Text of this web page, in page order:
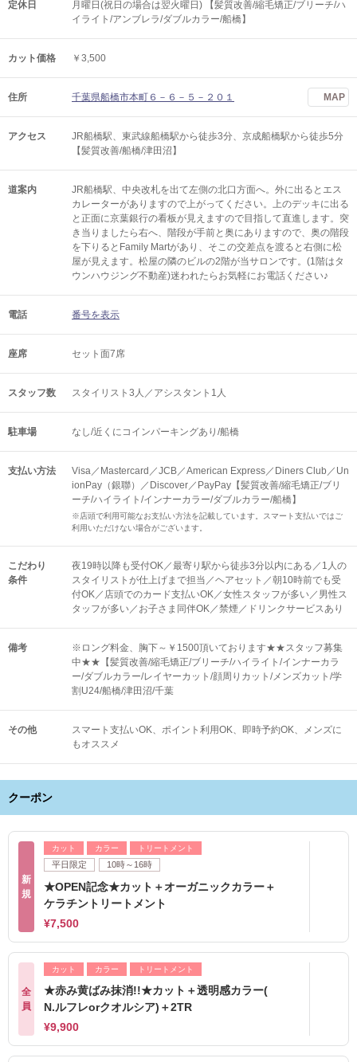
定休日
月曜日(祝日の場合は翌火曜日) 【髪質改善/縮毛矯正/ブリーチ/ハ
イライト/アンブレラ/ダブルカラー/船橋】
カット価格 ￥3,500
住所 千葉県船橋市本町６－６－５－２０１ MAP
アクセス
JR船橋駅、東武線船橋駅から徒歩3分、京成船橋駅から徒歩5分
【髪質改善/船橋/津田沼】
道案内
JR船橋駅、中央改札を出て左側の北口方面へ。外に出るとエス
カレーターがありますので上がってください。上のデッキに出る
と正面に京葉銀行の看板が見えますので目指して直進します。突
き当りましたら右へ、階段が手前と奥にありますので、奥の階段
を下りるとFamily Martがあり、そこの交差点を渡ると右側に松
屋が見えます。松屋の隣のビルの2階が当サロンです。(1階はタ
ウンハウジング不動産)迷われたらお気軽にお電話ください♪
電話 番号を表示
座席 セット面7席
スタッフ数 スタイリスト3人／アシスタント1人
駐車場 なし/近くにコインパーキングあり/船橋
支払い方法
Visa／Mastercard／JCB／American Express／Diners Club／Un
ionPay（銀聯）／Discover／PayPay【髪質改善/縮毛矯正/ブリ
ーチ/ハイライト/インナーカラー/ダブルカラー/船橋】
※店頭で利用可能なお支払い方法を記載しています。スマート支払いではご
利用いただけない場合がございます。
こだわり
条件
夜19時以降も受付OK／最寄り駅から徒歩3分以内にある／1人の
スタイリストが仕上げまで担当／ヘアセット／朝10時前でも受
付OK／店頭でのカード支払いOK／女性スタッフが多い／男性ス
タッフが多い／お子さま同伴OK／禁煙／ドリンクサービスあり
備考
※ロング料金、胸下～￥1500頂いております★★スタッフ募集
中★★【髪質改善/縮毛矯正/ブリーチ/ハイライト/インナーカラ
ー/ダブルカラー/レイヤーカット/顔周りカット/メンズカット/学
割U24/船橋/津田沼/千葉
その他 スマート支払いOK ポイント利用OK 即時予約OK
メンズに
もオススメ
クーポン
新
規
カット カラー トリートメント
平日限定 10時～16時
★OPEN記念★カット＋オーガニックカラー＋
ケラチントリートメント
¥7,500
全
員
カット カラー トリートメント
★赤み黄ばみ抹消!!★カット＋透明感カラー(
N.ルフレorクオルシア)＋2TR
¥9,900